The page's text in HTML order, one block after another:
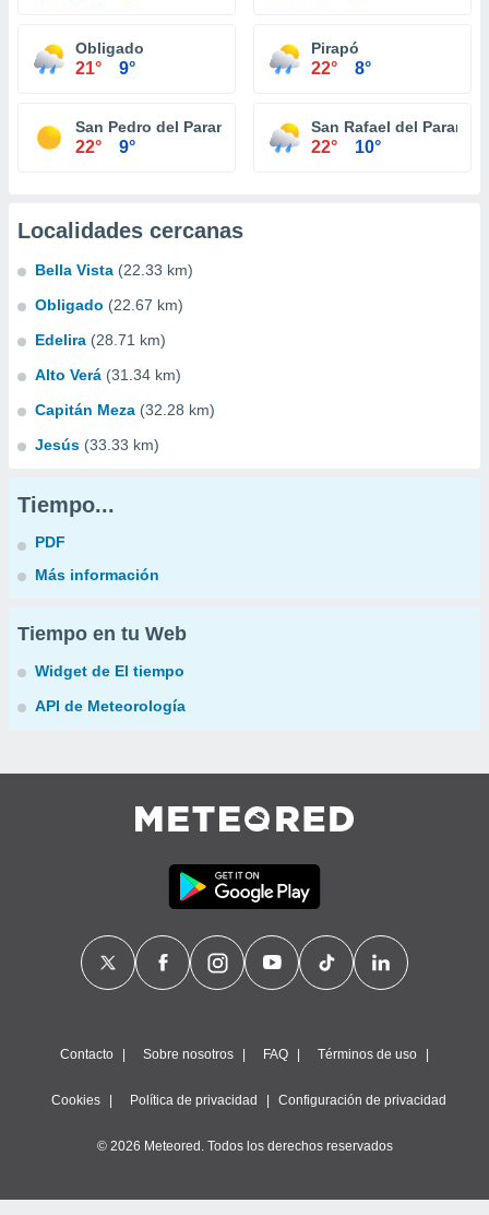
Obligado
21° 9°
Pirapó
22° 8°
San Pedro del Paraná
22° 9°
San Rafael del Paraná
22° 10°
Localidades cercanas
Bella Vista (22.33 km)
Obligado (22.67 km)
Edelira (28.71 km)
Alto Verá (31.34 km)
Capitán Meza (32.28 km)
Jesús (33.33 km)
Tiempo...
PDF
Más información
Tiempo en tu Web
Widget de El tiempo
API de Meteorología
Contacto Sobre nosotros FAQ Términos de uso
Cookies Política de privacidad Configuración de privacidad
© 2026 Meteored. Todos los derechos reservados